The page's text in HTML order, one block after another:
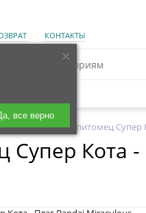
КОНТАКТЫ
×
все верно
Плюшевый питомец Супер
Кота -